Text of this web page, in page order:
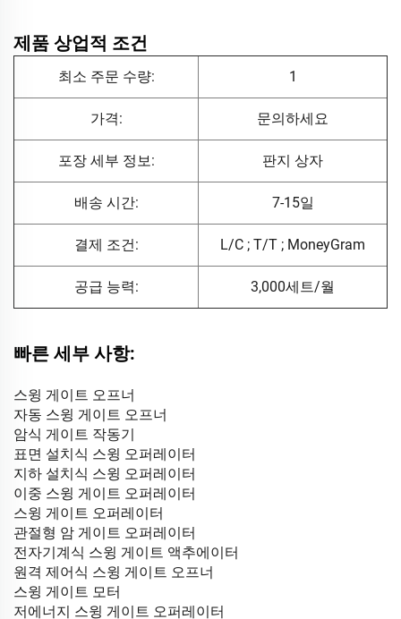
제품 상업적 조건
최소 주문 수량: 1
가격: 문의하세요
포장 세부 정보: 판지 상자
배송 시간: 7-15일
결제 조건: L/C ; T/T ; MoneyGram
공급 능력: 3,000세트/월
빠른 세부 사항:
스윙 게이트 오프너
자동 스윙 게이트 오프너
암식 게이트 작동기
표면 설치식 스윙 오퍼레이터
지하 설치식 스윙 오퍼레이터
이중 스윙 게이트 오퍼레이터
스윙 게이트 오퍼레이터
관절형 암 게이트 오퍼레이터
전자기계식 스윙 게이트 액추에이터
원격 제어식 스윙 게이트 오프너
스윙 게이트 모터
저에너지 스윙 게이트 오퍼레이터